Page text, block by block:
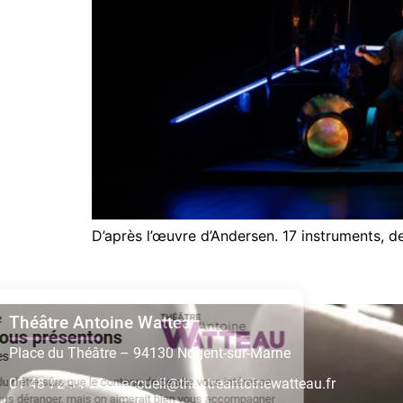
D’après l’œuvre d’Andersen. 17
Théâtre Antoine Watteau
Place du Théâtre – 94130 Nogent-sur-Marne
01 48 72 94 94–accueil@theatreantoinewatteau.fr